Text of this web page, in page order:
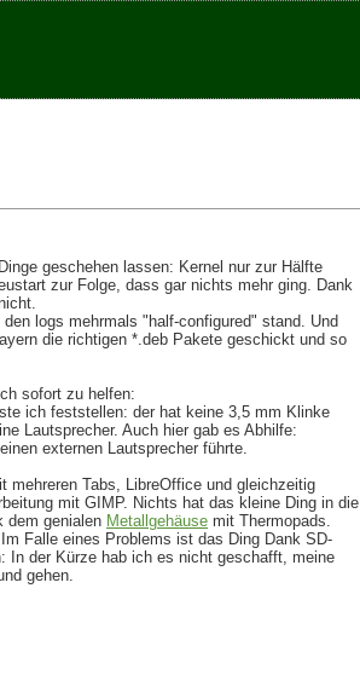
geschehen lassen: Kernel nur zur Hälfte
zur Folge, dass gar nichts mehr ging. Dank
logs mehrmals "half-configured" stand. Und
die richtigen *.deb Pakete geschickt und so
sofort zu helfen:
ich feststellen: der hat keine 3,5 mm Klinke
Lautsprecher. Auch hier gab es Abhilfe:
externen Lautsprecher führte.
mehreren Tabs, LibreOffice und gleichzeitig
mit GIMP. Nichts hat das kleine Ding in die
dem genialen Metallgehäuse mit Thermopads.
Falle eines Problems ist das Ding Dank SD-
In der Kürze hab ich es nicht geschafft, meine
gehen.